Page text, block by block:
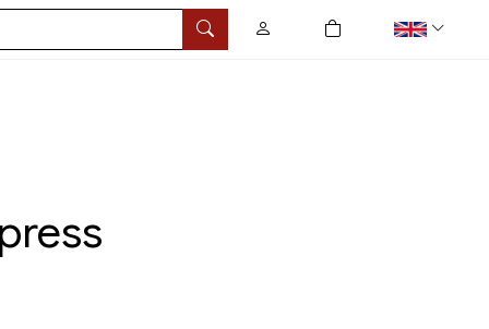
Search
0
tuotetta ostoskorissa